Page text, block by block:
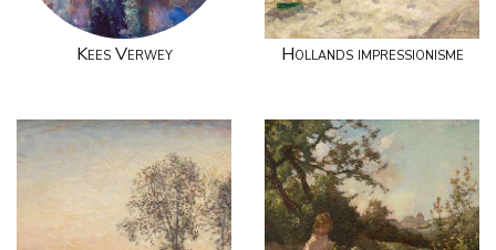
Kees Verwey Hollands impressionisme